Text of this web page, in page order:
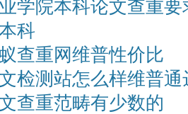
学院本科论文查重
科
查重网维普性价比
检测站怎么样维普
查重范畴有少数的